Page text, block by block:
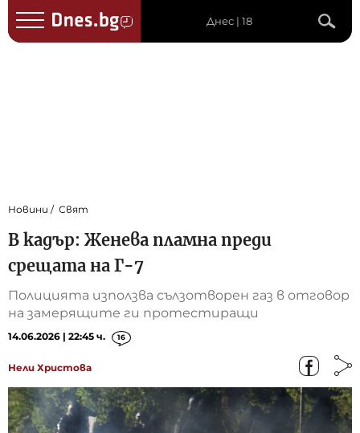
Днес | 18
Новини Свят
В кадър: Женева пламна преди
срещата на Г-7
Полицията използва сълзотворен газ в отговор
на замерящите ги протестиращи
14.06.2026 | 22:45 ч. 16
Нели Христова